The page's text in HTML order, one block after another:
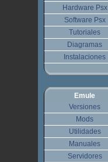
Hardware Psx
Software Psx
Tutoriales
Diagramas
Instalaciones
Emule
Versiones
Mods
Utilidades
Manuales
Servidores